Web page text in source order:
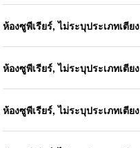
ห้องซูพีเรียร์, ไม่ระบุประเภทเตียง
ห้องซูพีเรียร์, ไม่ระบุประเภทเตียง
ห้องซูพีเรียร์, ไม่ระบุประเภทเตียง